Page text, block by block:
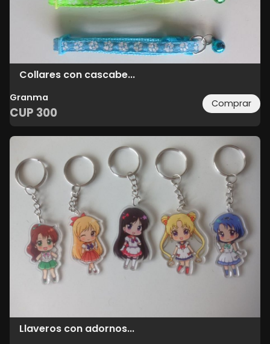
Collares con cascabe...
Granma
CUP 300
Comprar
Llaveros con adornos...